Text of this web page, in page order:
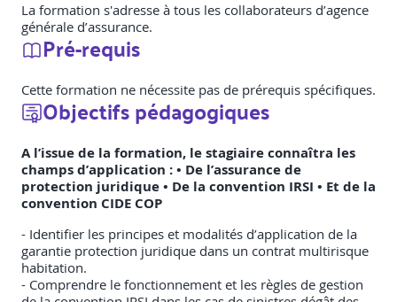
La formation s'adresse à tous les collaborateurs d’agence
générale d’assurance.
Pré-requis
Cette formation ne nécessite pas de prérequis spécifiques.
Objectifs pédagogiques
A l’issue de la formation, le stagiaire connaîtra les
champs d’application : • De l’assurance de
protection juridique • De la convention IRSI • Et de la
convention CIDE COP
- Identifier les principes et modalités d’application de la
garantie protection juridique dans un contrat multirisque
habitation.
- Comprendre le fonctionnement et les règles de gestion